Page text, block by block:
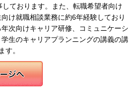
ております。また、転職希望者向け
け就職相談業務に約6年経験しており
次向けキャリア研修、コミュニケーシ
生のキャリアプランニングの講義の講
す。